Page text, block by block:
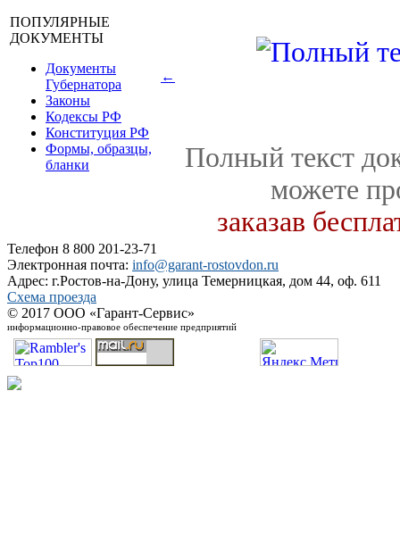
ПОПУЛЯРНЫЕ
ДОКУМЕНТЫ
Документы
Губернатора
Законы
Кодексы РФ
Конституция РФ
Формы, образцы,
бланки
←
Полный текст
можете
заказав
Телефон 8 800 201-23-71
Электронная почта: info@garant-rostovdon.ru
Адрес: г.Ростов-на-Дону, улица Темерницкая, дом 44, оф. 611
Схема проезда
© 2017 ООО «Гарант-Сервис»
информационно-правовое обеспечение предприятий